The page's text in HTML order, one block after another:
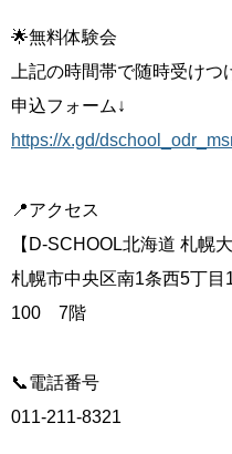
🌟無料体験会
上記の時間帯で随時受けつ
申込フォーム↓
https://x.gd/
📍アクセス
【D-SCHOOL北海道 札幌大
札幌市中央区南1条西5丁
100 7階
📞電話番号
011-211-8321